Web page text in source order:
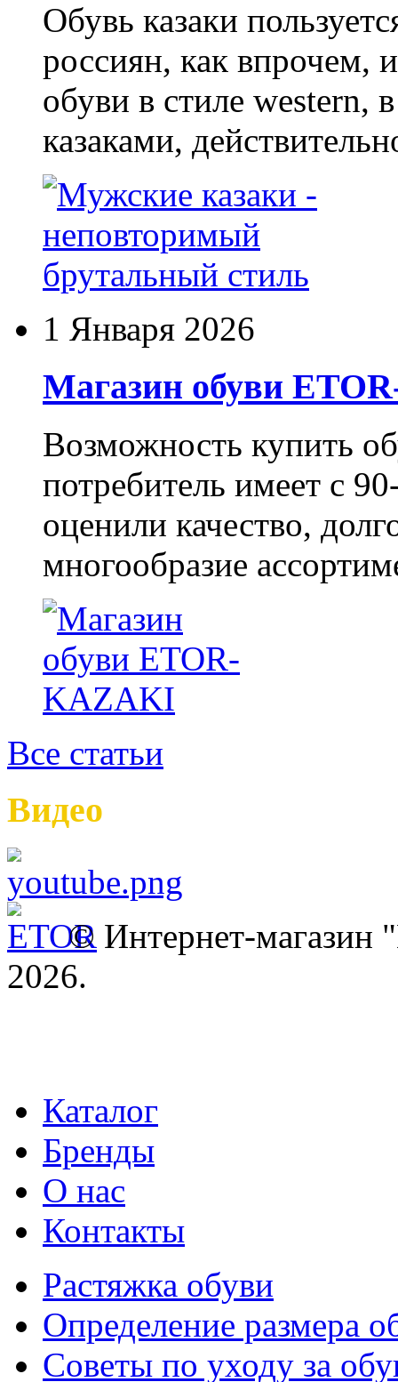
Обувь казаки
россиян, как впрочем,
обуви в стиле western,
казаками,
1 Января 2026
Магазин обуви
Возможность купить
потребитель имеет с
оценили качество,
многообразие
Все статьи
Видео
© Интернет-
2026.
Каталог
Бренды
О нас
Контакты
Растяжка обуви
Определение размера
Советы по уходу за